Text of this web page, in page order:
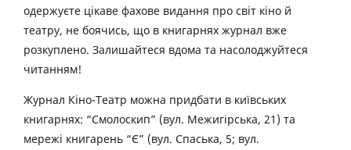
одержуєте цікаве фахове видання про світ кіно й
театру, не боячись, що в книгарнях журнал вже
розкуплено. Залишайтеся вдома та насолоджуйтеся
читанням!
Журнал Кіно-Театр можна придбати в київських
книгарнях: “Смолоскип” (вул. Межигірська, 21) та
мережі книгарень “Є” (вул. Спаська, 5; вул.